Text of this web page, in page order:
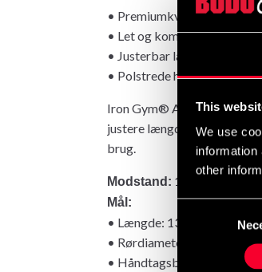
This
We use
other
Selection
• Premiumkvalitet
• Let og kompakt
• Justerbar længde og
• Polstrede håndtag
Iron Gym® Adjustable
justere længden og
brug.
Modstand: 10 kg
Mål:
• Længde: 136 cm
• Rørdiameter: 10 mm
• Håndtagsbredde: 12,5 cm